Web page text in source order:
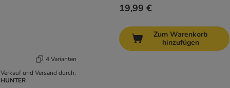
4 Varianten
Verkauf und Versand durch:
HUNTER
19,99 €
Zum Warenkorb
hinzufügen